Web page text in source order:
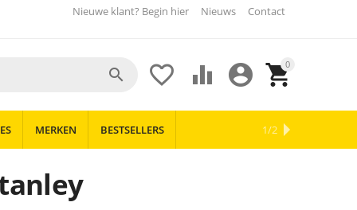
Nieuwe klant? Begin hier Nieuws Contact
0


 

MERKEN BESTSELLERS 1/2